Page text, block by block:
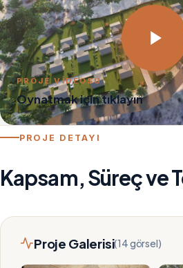
PROJE VİDEOSU
Oynatmak için tıklayın
PROJE DETAYI
Kapsam, Süreç ve
Proje Galerisi(14 görsel)